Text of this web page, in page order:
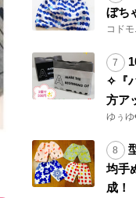
ぼち
コド
✧『
方ア
ゆぅ
均手
成！